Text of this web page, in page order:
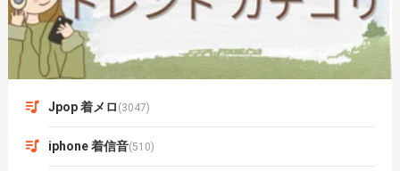
Jpop 着メロ (3047)
iphone 着信音(510)